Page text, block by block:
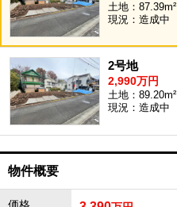
土地：87.39m²
現況：造成中
2号地
2,990万円
土地：89.20m²
現況：造成中
物件概要